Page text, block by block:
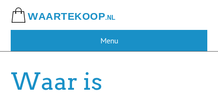
main
Menu
Waar is